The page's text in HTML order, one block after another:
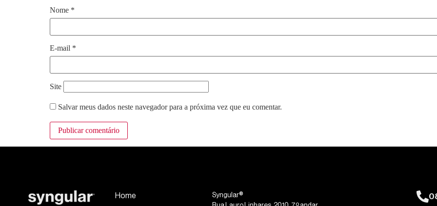
Nome *
E-mail *
Site
Salvar meus dados neste navegador para a próxima vez que eu comentar.
Home
Syngular®